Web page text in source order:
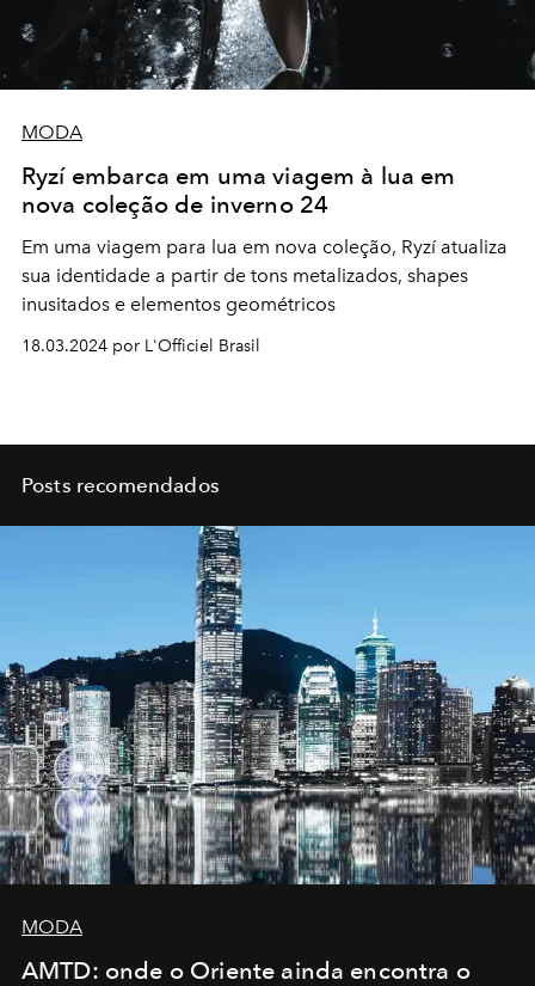
MODA
Ryzí embarca em uma viagem à lua em
nova coleção de inverno 24
Em uma viagem para lua em nova coleção, Ryzí atualiza
sua identidade a partir de tons metalizados, shapes
inusitados e elementos geométricos
18.03.2024 por L'Officiel Brasil
Posts recomendados
MODA
AMTD: onde o Oriente ainda encontra o